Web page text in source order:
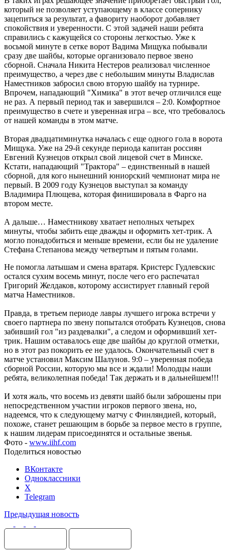
который не позволяет уступающему в классе сопернику
зацепиться за результат, а фавориту наоборот добавляет
спокойствия и уверенности. С этой задачей наши ребята
справились с кажущейся со стороны легкостью. Уже к
восьмой минуте в сетке ворот Вадима Мищука побывали
сразу две шайбы, которые организовало первое звено
сборной. Сначала Никита Нестеров реализовал численное
преимущество, а через две с небольшим минуты Владислав
Наместников забросил свою вторую шайбу на турнире.
Впрочем, нападающий "Химика" в этот вечер отличился еще
не раз. А первый период так и завершился – 2:0. Комфортное
преимущество в счете и уверенная игра – все, что требовалось
от нашей команды в этом матче.
Вторая двадцатиминутка началась с еще одного гола в ворота
Мищука. Уже на 29-й секунде периода капитан россиян
Евгений Кузнецов открыл свой лицевой счет в Минске.
Кстати, нападающий "Трактора" – единственный в нашей
сборной, для кого нынешний юниорский чемпионат мира не
первый. В 2009 году Кузнецов выступал за команду
Владимира Плющева, которая финишировала в Фарго на
втором месте.
А дальше… Наместникову хватает неполных четырех
минуты, чтобы забить еще дважды и оформить хет-трик. А
могло понадобиться и меньше времени, если бы не удаление
Стефана Степанова между четвертым и пятым голами.
Не помогла латышам и смена вратаря. Кристерс Гудлевскис
остался сухим восемь минут, после чего его распечатал
Григорий Желдаков, которому ассистирует главный герой
матча Наместников.
Правда, в третьем периоде лавры лучшего игрока встречи у
своего партнера по звену попытался отобрать Кузнецов, снова
забивший гол "из раздевалки", а следом и оформивший хет-
трик. Нашим оставалось еще две шайбы до круглой отметки,
но в этот раз покорить ее не удалось. Окончательный счет в
матче установил Максим Шалунов. 9:0 – уверенная победа
сборной России, которую мы все и ждали! Молодцы наши
ребята, великолепная победа! Так держать и в дальнейшем!!!
И хотя жаль, что восемь из девяти шайб были заброшены при
непосредственном участии игроков первого звена, но,
надеемся, что к следующему матчу с Финляндией, который,
похоже, станет решающим в борьбе за первое место в группе,
к нашим лидерам присоединятся и остальные звенья.
Фото - www.iihf.com
Поделиться новостью
ВКонтакте
Одноклассники
X
Telegram
Предыдущая новость